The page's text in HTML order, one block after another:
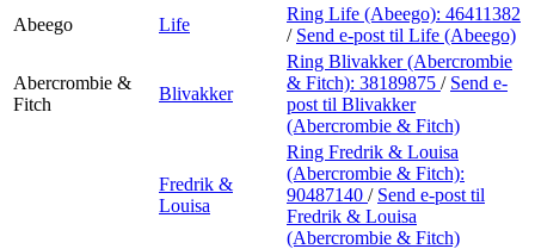
Abeego
Life
Ring Life (Abeego): 46411382
/ Send e-post til Life (Abeego)
Abercrombie &
Fitch
Blivakker
Ring Blivakker (Abercrombie
& Fitch): 38189875 / Send e-
post til Blivakker
(Abercrombie & Fitch)
Fredrik &
Louisa
Ring Fredrik & Louisa
(Abercrombie & Fitch):
90487140 / Send e-post til
Fredrik & Louisa
(Abercrombie & Fitch)